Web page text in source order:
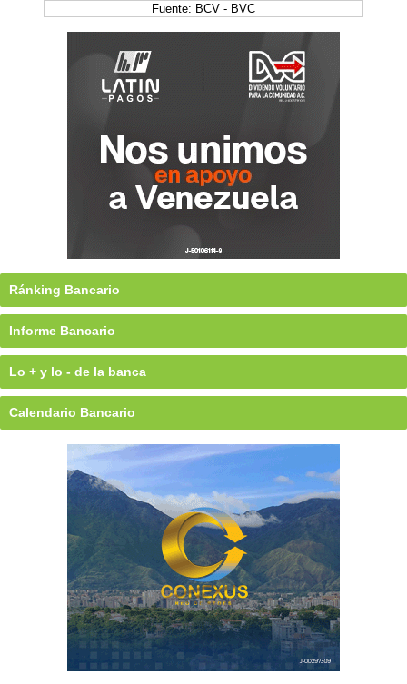
Fuente: BCV - BVC
Ránking Bancario
Informe Bancario
Lo + y lo - de la banca
Calendario Bancario